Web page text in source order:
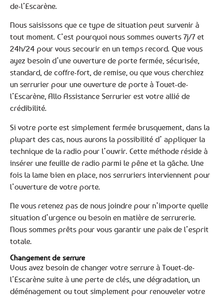
de-l’Escarène.
Nous saisissons que ce type de situation peut survenir à
tout moment. C’est pourquoi nous sommes ouverts 7j/7 et
24h/24 pour vous secourir en un temps record. Que vous
ayez besoin d’une ouverture de porte fermée, sécurisée,
standard, de coffre-fort, de remise, ou que vous cherchiez
un serrurier pour une ouverture de porte à Touet-de-
l’Escarène, Allo Assistance Serrurier est votre allié de
crédibilité.
Si votre porte est simplement fermée brusquement, dans la
plupart des cas, nous aurons la possibilité d’ appliquer la
technique de la radio pour l’ouvrir. Cette méthode réside à
insérer une feuille de radio parmi le pêne et la gâche. Une
fois la lame bien en place, nos serruriers interviennent pour
l’ouverture de votre porte.
Ne vous retenez pas de nous joindre pour n’importe quelle
situation d’urgence ou besoin en matière de serrurerie.
Nous sommes prêts pour vous garantir une paix de l’esprit
totale.
Changement de serrure
Vous avez besoin de changer votre serrure à Touet-de-
l’Escarène suite à une perte de clés, une dégradation, un
déménagement ou tout simplement pour renouveler votre